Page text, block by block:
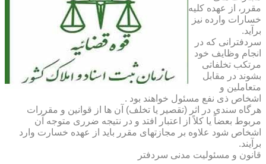
مقرر، از عهده کلیه
خسارات وارده نیز
برآید.
سردفترانی که در
انجام وظایف خود
مرتکب تخلفاتی
بشوند در مقابل
متعاملین و
اشخاص ذی نفع مسئول خواهند بود .
هرگاه سندی در اثر (تقصیر یا تخلف) آن ها از قوانین و مقررات
مربوط بعضاً یا کلاً از اعتبار افتد و در نتیجه ضرری متوجه آن
اشخاص شود علاوه بر مجازتهای مقرر باید از عهده خسارت وارد
برآیند.
قانون و مسئولیت مدنی سردفتر